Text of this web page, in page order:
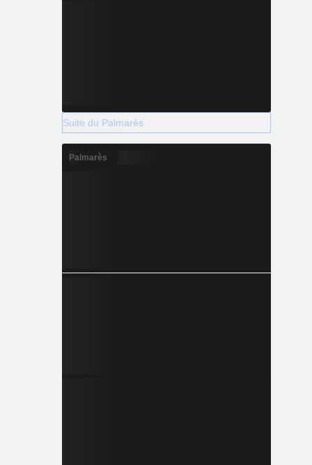
Suite du Palmarès
Palmarès